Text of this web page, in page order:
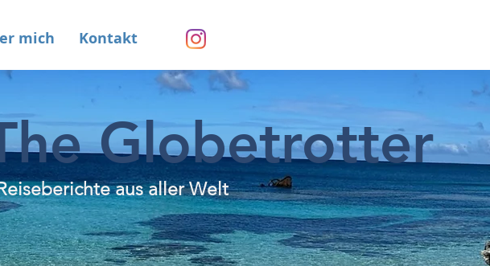
mich Kontakt
Globetrotter
aus aller Welt